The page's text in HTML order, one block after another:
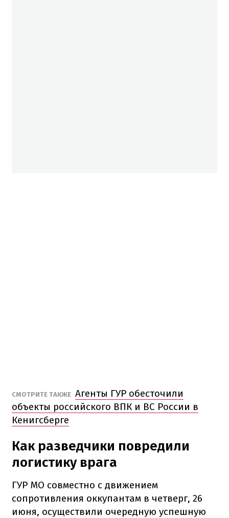
СМОТРИТЕ ТАКЖЕ Агенты ГУР обесточили
объекты российского ВПК и ВС России в
Кенигсберге
Как разведчики повредили
логистику врага
ГУР МО совместно с движением
сопротивления оккупантам в четверг, 26
июня, осуществили очередную успешную